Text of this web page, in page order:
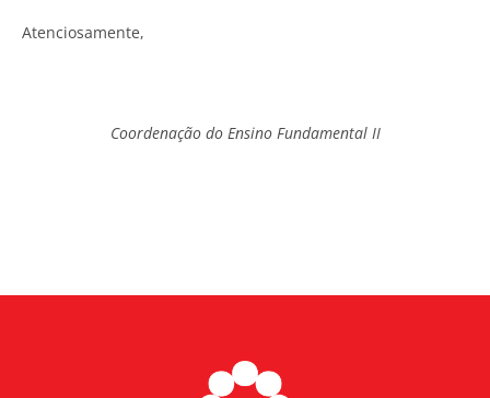
Atenciosamente,
Coordenação do Ensino Fundamental II